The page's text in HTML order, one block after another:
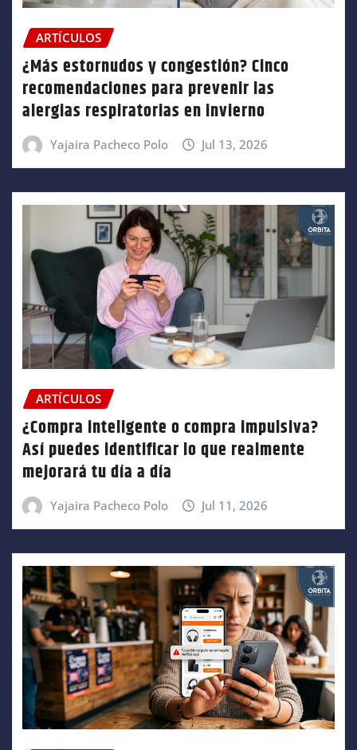
ARTÍCULOS
¿Más estornudos y congestión? Cinco
recomendaciones para prevenir las
alergias respiratorias en invierno
Yajaira Pacheco Polo Jul 13, 2026
ARTÍCULOS
¿Compra inteligente o compra impulsiva?
Así puedes identificar lo que realmente
mejorará tu día a día
Yajaira Pacheco Polo Jul 11, 2026